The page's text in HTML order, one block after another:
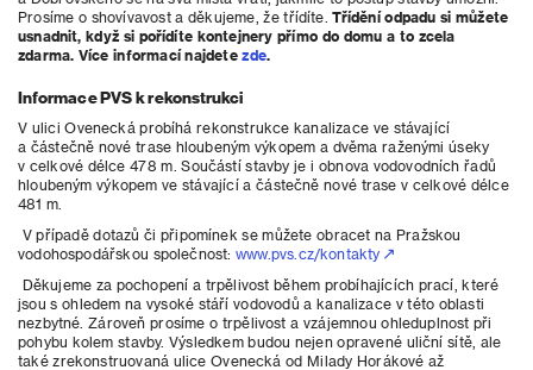
Prosíme o shovívavost a děkujeme, že třídíte.Třídění odpadu si můžete
usnadnit, když si pořídíte kontejnery přímo do domu a to zcela
zdarma. Více informací najdetezde.
Informace PVS k rekonstrukci
V ulici Ovenecká probíhá rekonstrukce kanalizace ve stávající
a částečně nové trase hloubeným výkopem a dvěma raženými úseky
v celkové délce 478 m. Součástí stavby je i obnova vodovodních řadů
hloubeným výkopem ve stávající a částečně nové trase v celkové délce
481 m.
V případě dotazů či připomínek se můžete obracet na Pražskou
vodohospodářskou společnost:www.pvs.cz/kontakty
Děkujeme za pochopení a trpělivost během probíhajících prací, které
jsou s ohledem na vysoké stáří vodovodů a kanalizace v této oblasti
nezbytné. Zároveň prosíme o trpělivost a vzájemnou ohleduplnost při
pohybu kolem stavby. Výsledkem budou nejen opravené uliční sítě, ale
také zrekonstruovaná ulice Ovenecká od Milady Horákové až